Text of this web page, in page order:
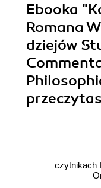
Ebooka
Romana
dziejów
czytnikach